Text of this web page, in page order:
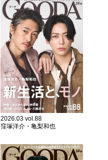
2026.03 vol.88
窪塚洋介・亀梨和也